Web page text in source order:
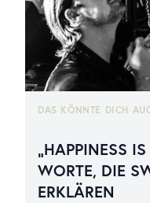
DAS KÖNNTE DICH
„HAPPINESS
WORTE, DIE
ERKLÄREN